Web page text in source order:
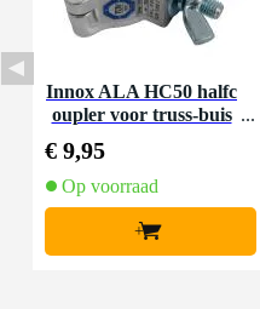
Innox ALA HC50 halfc
oupler voor truss-buis
€ 9,95
Op voorraad
+